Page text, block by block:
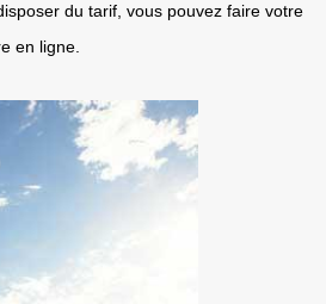
du tarif, vous pouvez faire votre
en ligne.